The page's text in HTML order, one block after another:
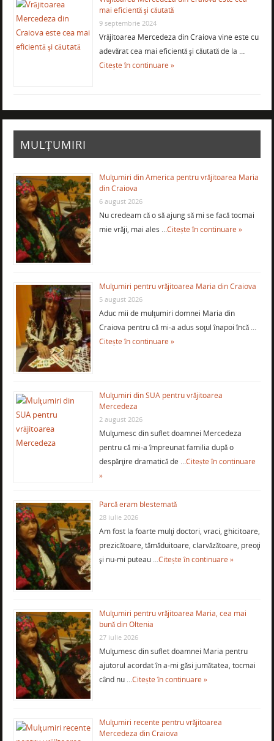
mai eficientă şi căutată
9 septembrie 2024
Vrăjitoarea Mercedeza din Craiova vine este cu
adevărat cea mai eficientă şi căutată de la …
Citește în continuare »
MULȚUMIRI
Mulţumiri din America pentru vrăjitoarea Maria
din Craiova
6 august 2026
Nu credeam că o să ajung să mi se facă tocmai
mie vrăji, mai ales …Citește în continuare »
Mulţumiri pentru vrăjitoarea Maria din Craiova
5 august 2026
Aduc mii de mulţumiri domnei Maria din
Craiova pentru că mi-a adus soţul înapoi încă …
Citește în continuare »
Mulţumiri din SUA pentru vrăjitoarea
Mercedeza
2 august 2026
Mulţumesc din suflet doamnei Mercedeza
pentru că mi-a împreunat familia după o
despărţire dramatică de …Citește în continuare
»
Parcă eram blestemată
28 iulie 2026
Am fost la foarte mulţi doctori, vraci, ghicitoare,
prezicătoare, tămăduitoare, clarvăzătoare, preoţi
şi nu-mi puteau …Citește în continuare »
Mulţumiri pentru vrăjitoarea Maria, cea mai
bună din Oltenia
27 iulie 2026
Mulţumesc din suflet doamnei Maria pentru
ajutorul acordat în a-mi găsi jumătatea, tocmai
când nu …Citește în continuare »
Mulţumiri recente pentru vrăjitoarea
Mercedeza din Craiova